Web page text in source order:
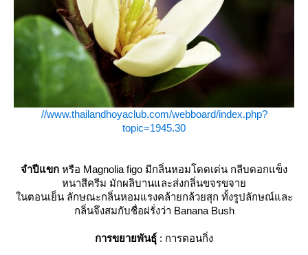
//www.thailandhoyaclub.com/webboard/index.php?
topic=1945.30
จำปีแขก หรือ Magnolia figo มีกลิ่นหอมโดดเด่น กลีบดอกแข็ง
หนาสีครีม มักผลิบานและส่งกลิ่นขจรขจา
นตอนเย็น ลักษณะกลิ่นหอมแรงคล้ายกล้วยสุก ทั้งรูปลักษณ์และ
กลิ่นจึงสมกับชื่อฝรั่งว่า Banana Bush
การขยายพันธุ์ : การตอนกิ่ง